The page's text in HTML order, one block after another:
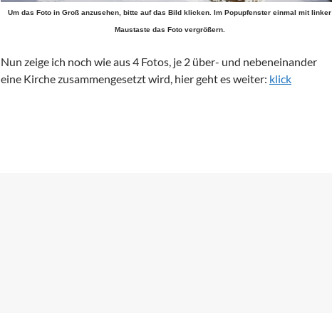
Um das Foto in Groß anzusehen, bitte auf das Bild klicken. Im Popupfenster einmal mit linker
Maustaste das Foto vergrößern.
Nun zeige ich noch wie aus 4 Fotos, je 2 über- und nebeneinander
eine Kirche zusammengesetzt wird, hier geht es weiter: klick